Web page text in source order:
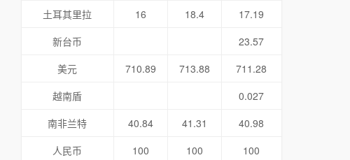
土耳其里拉
16 18.4
17.19
新台币
23.57
美元
710.89 713.88
711.28
越南盾
0.027
南非兰特
40.84 41.31
40.98
人民币
100 100 100